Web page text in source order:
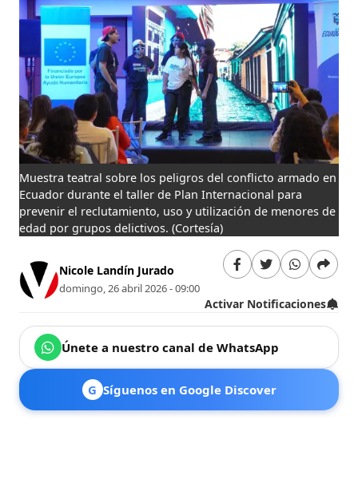
Muestra teatral sobre los peligros del conflicto armado en
Ecuador durante el taller de Plan Internacional para
prevenir el reclutamiento, uso y utilización de menores de
edad por grupos delictivos. (Cortesía)
Nicole Landín Jurado
domingo, 26 abril 2026 - 09:00
Activar Notificaciones
Únete a nuestro canal de WhatsApp
G Síguenos en Google Discover